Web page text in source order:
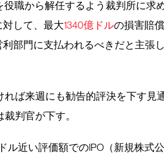
職から解任するよう裁判所に求
して、最大1340億ドルの損害賠
部門に支払われるべきだと主張
ば来週にも勧告的評決を下す見
判官が下す。
ル近い評価額でのIPO（新規株式